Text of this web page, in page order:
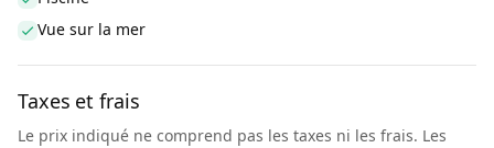
Vue sur la mer
Taxes et frais
Le prix indiqué ne comprend pas les taxes ni les frais. Les